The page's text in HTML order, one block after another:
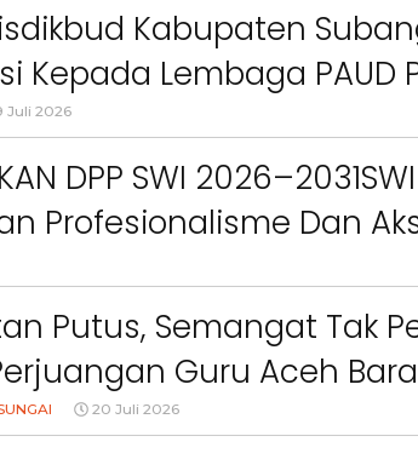
Kabupaten
Kepada Lembaga PAUD
MPLS Dan G7KAIH
Juli 2026
DPP SWI 2026–2031SWI
Profesionalisme Dan
Impact
Putus, Semangat Tak
Guru Aceh
Air Mata
20 Juli 2026